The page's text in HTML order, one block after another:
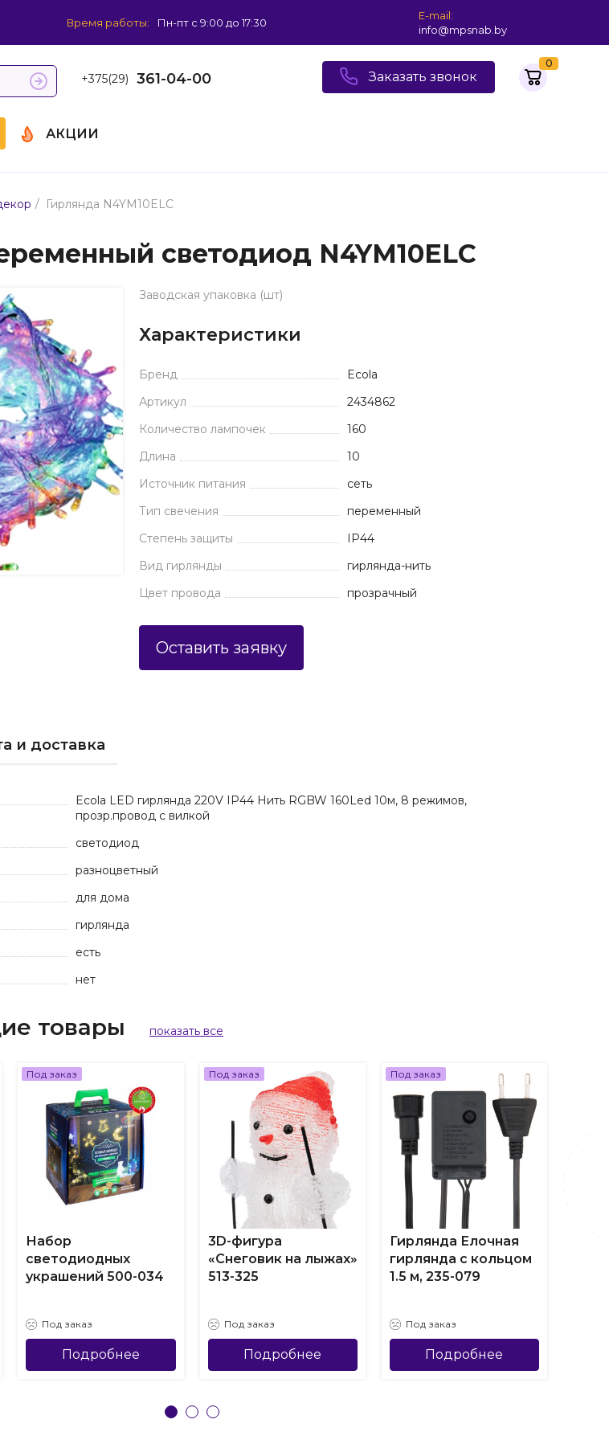
Время работы: Пн-пт с 9:00 до 17:30
E-mail:
info@mpsnab.by
+375(29) 361-04-00 Заказать звонок
0
АКЦИИ
/ Гирлянда N4YM10ELC
светодиод N4YM10ELC
Заводская упаковка (шт)
Характеристики
Бренд
Ecola
Артикул
2434862
Количество лампочек
160
Длина
10
Источник питания
сеть
Тип свечения
переменный
Степень защиты
IP44
Вид гирлянды
гирлянда-нить
Цвет провода
прозрачный
Оставить заявку
и доставка
Ecola LED гирлянда 220V IP44 Нить RGBW 160Led 10м, 8 режимов,
прозр.провод с вилкой
светодиод
разноцветный
для дома
гирлянда
есть
нет
товары показать все
Под заказ
Набор
светодиодных
украшений 500-034
Под заказ
Подробнее
Под заказ
3D-фигура
«Снеговик на лыжах»
513-325
Под заказ
Подробнее
Под заказ
Гирлянда Елочная
гирлянда с кольцом
1.5 м, 235-079
Под заказ
Подробнее